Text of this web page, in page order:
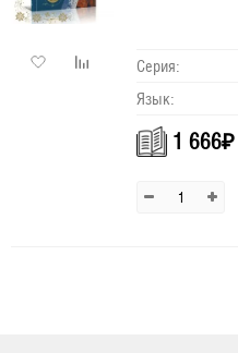
Серия:
Язык:
1 666₽